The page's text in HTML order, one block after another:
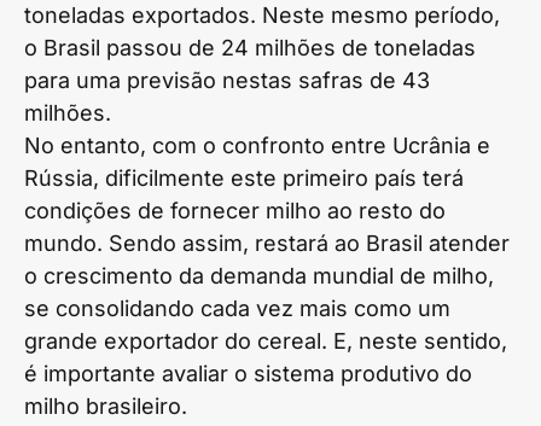
toneladas exportados. Neste mesmo período,
o Brasil passou de 24 milhões de toneladas
para uma previsão nestas safras de 43
milhões.
No entanto, com o confronto entre Ucrânia e
Rússia, dificilmente este primeiro país terá
condições de fornecer milho ao resto do
mundo. Sendo assim, restará ao Brasil atender
o crescimento da demanda mundial de milho,
se consolidando cada vez mais como um
grande exportador do cereal. E, neste sentido,
é importante avaliar o sistema produtivo do
milho brasileiro.